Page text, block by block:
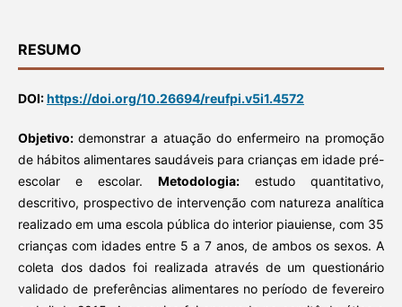
RESUMO
DOI:https://doi.org/10.26694/reufpi.v5i1.4572
Objetivo: demonstrar a atuação do enfermeiro na promoção
de hábitos alimentares saudáveis para crianças em idade pré-
escolar e escolar.Metodologia: estudo quantitativo,
descritivo, prospectivo de intervenção com natureza analítica
realizado em uma escola pública do interior piauiense, com 35
crianças com idades entre 5 a 7 anos, de ambos os sexos. A
coleta dos dados foi realizada através de um questionário
validado de preferências alimentares no período de fevereiro